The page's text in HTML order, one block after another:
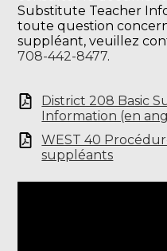
Substitute Teacher
toute question
suppléant, veuillez
708-442-8477.
District 208 Basic
Information (en
WEST 40
suppléants